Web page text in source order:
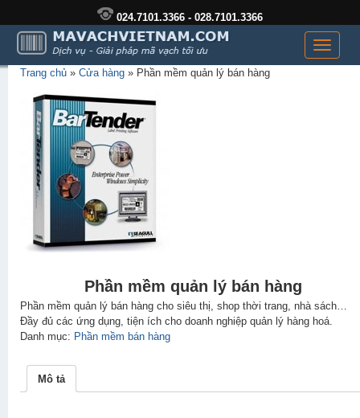
024.7101.3366 - 028.7101.3366
Toggle
Trang chủ » Cửa hàng » Phần mềm quản lý bán hàng
Phần mềm quản lý bán hàng
Phần mềm quản lý bán hàng cho siêu thị, shop thời trang, nhà sách…
Đầy đủ các ứng dụng, tiện ích cho doanh nghiệp quản lý hàng hoá.
Danh mục: Phần mềm bán hàng
Mô tả